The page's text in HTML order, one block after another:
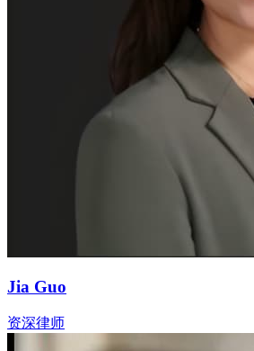
Jia Guo
资深律师